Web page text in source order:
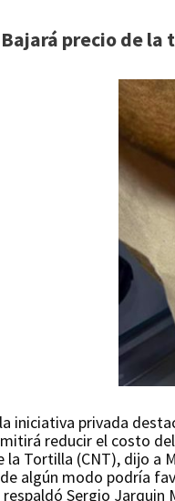
Bajará precio de
iniciativa privada
reducir el costo
la Tortilla (CNT), dijo a
algún modo podría
Sergio